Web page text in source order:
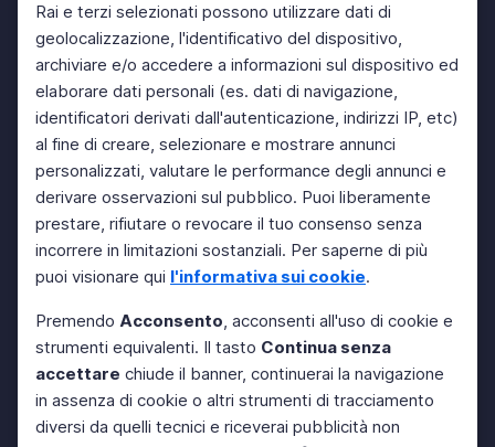
Rai e terzi selezionati possono utilizzare dati di
geolocalizzazione, l'identificativo del dispositivo,
archiviare e/o accedere a informazioni sul dispositivo ed
elaborare dati personali (es. dati di navigazione,
identificatori derivati dall'autenticazione, indirizzi IP, etc)
al fine di creare, selezionare e mostrare annunci
personalizzati, valutare le performance degli annunci e
derivare osservazioni sul pubblico. Puoi liberamente
prestare, rifiutare o revocare il tuo consenso senza
incorrere in limitazioni sostanziali. Per saperne di più
puoi visionare qui l'informativa sui cookie.
Premendo Acconsento, acconsenti all'uso di cookie e
strumenti equivalenti. Il tasto Continua senza
accettare chiude il banner, continuerai la navigazione
in assenza di cookie o altri strumenti di tracciamento
diversi da quelli tecnici e riceverai pubblicità non